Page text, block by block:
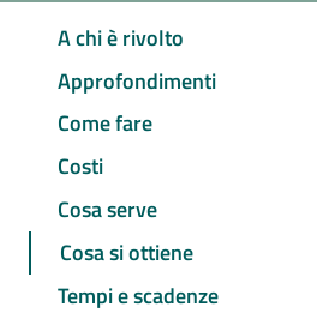
A chi è rivolto
Approfondimenti
Come fare
Costi
Cosa serve
Cosa si ottiene
Tempi e scadenze